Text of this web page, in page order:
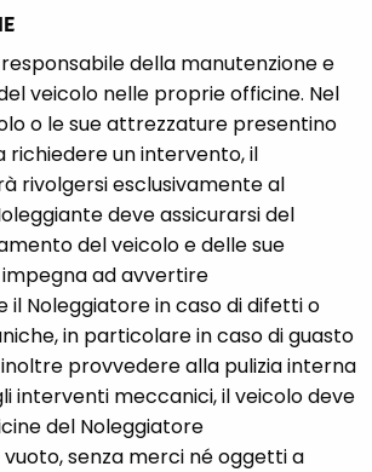
della manutenzione e
veicolo nelle proprie officine. Nel
o le sue attrezzature presentino
richiedere un intervento, il
rivolgersi esclusivamente al
deve assicurarsi del
del veicolo e delle sue
ad avvertire
Noleggiatore in caso di difetti o
in particolare in caso di guasto
provvedere alla pulizia interna
interventi meccanici, il veicolo deve
del Noleggiatore
senza merci né oggetti a